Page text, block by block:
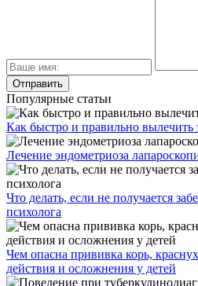
Популярные статьи
Как быстро и правильно вылечить
Лечение эндометриоза
Что делать, если не получается
психолога
Чем опасна прививка корь,
действия и осложнения у детей